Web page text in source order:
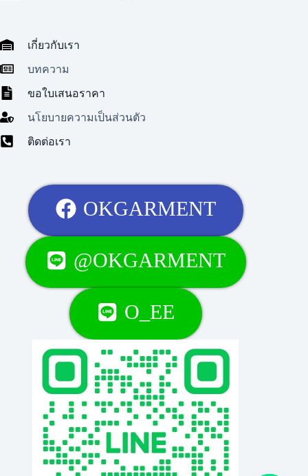
เกี่ยวกับเรา
บทความ
ขอใบเสนอราคา
นโยบายความเป็นส่วนตัว
ติดต่อเรา
OKGARMENT
@OKGARMENT
O_EE